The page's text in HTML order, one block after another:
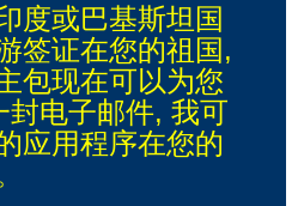
度或巴基斯坦国
签证在您的祖国,
包现在可以为您
封电子邮件, 我可
应用程序在您的